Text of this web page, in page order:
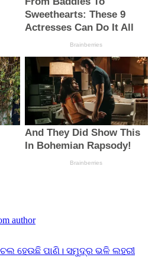
author
ହେଉଛି ପାଣି। ସମୁଦ୍ର ଭଳି ଲହରୀ